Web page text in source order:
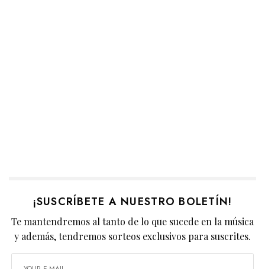
¡SUSCRÍBETE A NUESTRO BOLETÍN!
Te mantendremos al tanto de lo que sucede en la música
y además, tendremos sorteos exclusivos para suscrites.